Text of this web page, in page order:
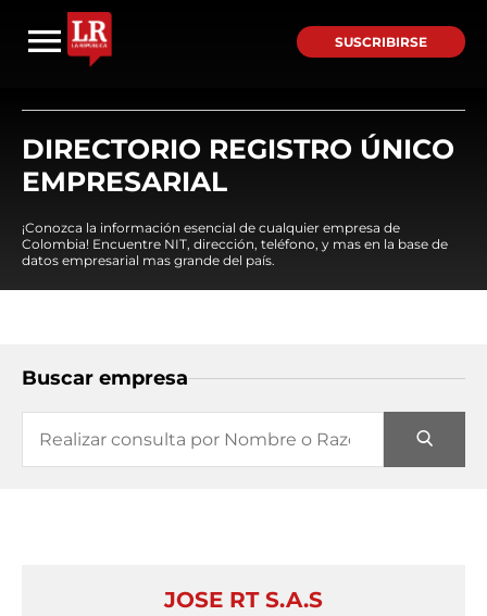
SUSCRIBIRSE
DIRECTORIO REGISTRO ÚNICO
EMPRESARIAL
¡Conozca la información esencial de cualquier empresa de
Colombia! Encuentre NIT, dirección, teléfono, y mas en la base de
datos empresarial mas grande del país.
Buscar empresa
JOSE RT S.A.S